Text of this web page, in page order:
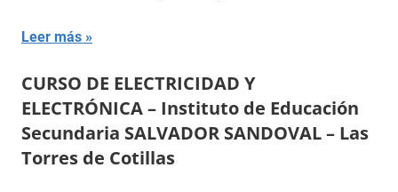
Leer más
CURSO DE ELECTRICIDAD Y
ELECTRÓNICA – Instituto de Educación
Secundaria SALVADOR SANDOVAL – Las
Torres de Cotillas